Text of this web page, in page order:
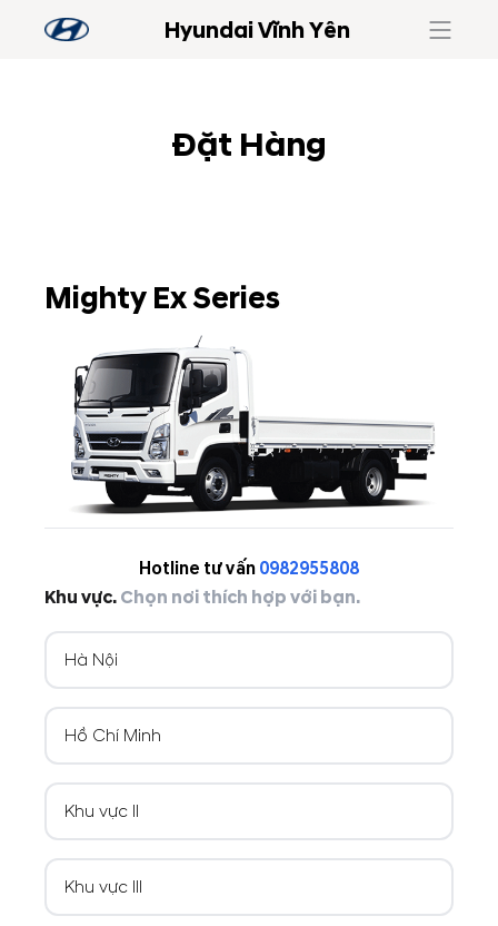
Hyundai Vĩnh Yên
Đặt Hàng
Mighty Ex Series
Hotline tư vấn 0982955808
Khu vực. Chọn nơi thích hợp với bạn.
Hà Nội
Hồ Chí Minh
Khu vực II
Khu vực III